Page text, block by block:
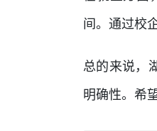
间。通过校
总的来说，
明确性。希